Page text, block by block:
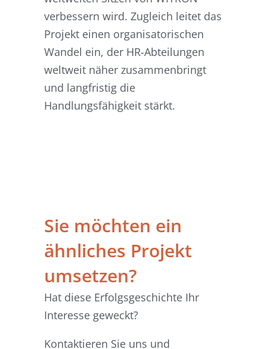
verbessern wird. Zugleich leitet das
Projekt einen organisatorischen
Wandel ein, der HR-Abteilungen
weltweit näher zusammenbringt
und langfristig die
Handlungsfähigkeit stärkt.
Sie möchten ein
ähnliches Projekt
umsetzen?
Hat diese Erfolgsgeschichte Ihr
Interesse geweckt?
Kontaktieren Sie uns und